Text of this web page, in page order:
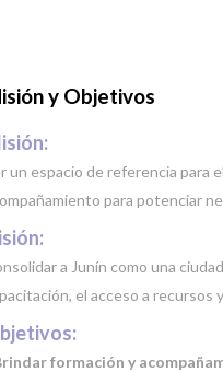
y Objetivos
un espacio de referencia para
para potenciar
a Junín como una
el acceso a recursos
formación y